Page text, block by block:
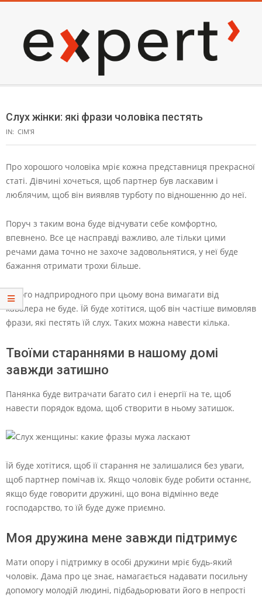
content
EXPERT
Menu
Слух жінки: які фрази чоловіка пестять
IN: СІМ'Я
Про хорошого чоловіка мріє кожна представниця прекрасної
статі. Дівчині хочеться, щоб партнер був ласкавим і
люблячим, щоб він виявляв турботу по відношенню до неї.
Поруч з таким вона буде відчувати себе комфортно,
впевнено. Все це насправді важливо, але тільки цими
речами дама точно не захоче задовольнятися, у неї буде
бажання отримати трохи більше.
Нічого надприродного при цьому вона вимагати від
кавалера не буде. Їй буде хотітися, щоб він частіше вимовляв
фрази, які пестять їй слух. Таких можна навести кілька.
Твоїми стараннями в нашому домі
завжди затишно
Панянка буде витрачати багато сил і енергії на те, щоб
навести порядок вдома, щоб створити в ньому затишок.
Їй буде хотітися, щоб її старання не залишалися без уваги,
щоб партнер помічав їх. Якщо чоловік буде робити останнє,
якщо буде говорити дружині, що вона відмінно веде
господарство, то їй буде дуже приємно.
Моя дружина мене завжди підтримує
Мати опору і підтримку в особі дружини мріє будь-який
чоловік. Дама про це знає, намагається надавати посильну
допомогу молодій людині, підбадьорювати його в непрості